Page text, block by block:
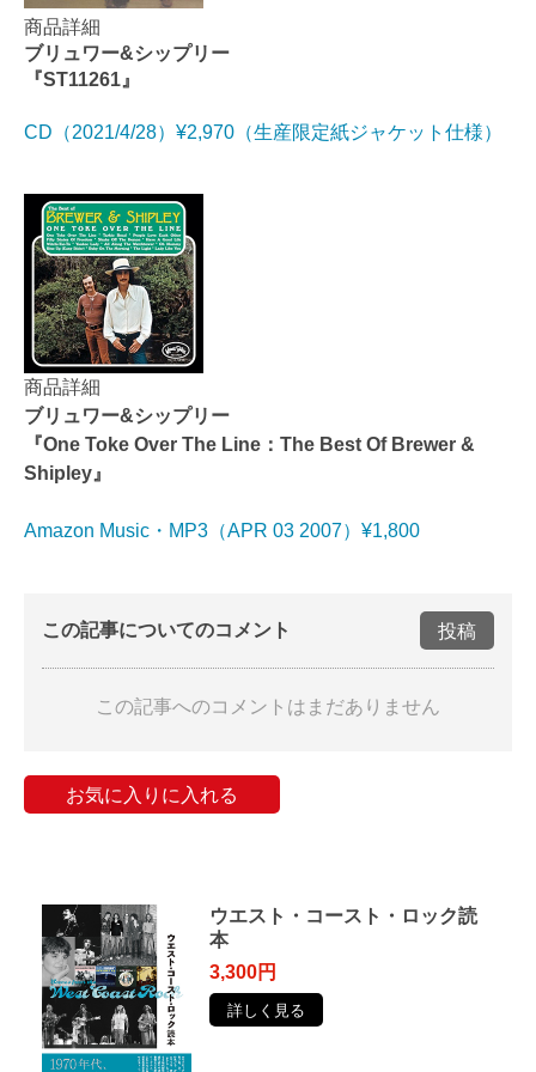
商品詳細
ブリュワー&シップリー
『ST11261』
CD（2021/4/28）¥2,970（生産限定紙ジャケット仕様）
商品詳細
ブリュワー&シップリー
『One Toke Over The Line：The Best Of Brewer &
Shipley』
Amazon Music・MP3（APR 03 2007）¥1,800
この記事についてのコメント 投稿
この記事へのコメントはまだありません
お気に入りに入れる
ウエスト・コースト・ロック読
本
3,300円
詳しく見る